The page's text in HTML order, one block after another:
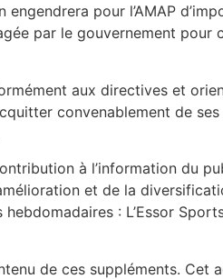
pour l’AMAP
par le gouvernement pour
aux directives et
convenablement de
à l’information du
et de la
: L’Essor
de ces suppléments. Cet